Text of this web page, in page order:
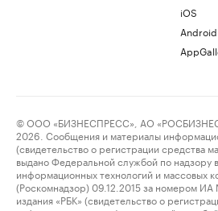
iOS
Android
© ООО «БИЗНЕСПРЕСС», АО
2026. Сообщения и материалы
(свидетельство о регистрации средства
выдано Федеральной службой по надзору
информационных технологий и массовых
(Роскомнадзор) 09.12.2015 за номером
издания «РБК» (свидетельство о